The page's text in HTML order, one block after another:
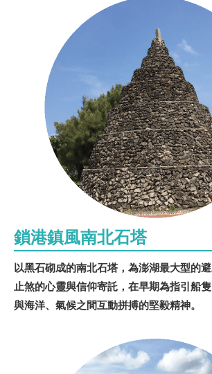
鎖港鎮風南北石塔
以黑石砌成的南北石塔，為澎湖最大型的
止煞的心靈與信仰寄託，在早期為指引船
與海洋、氣候之間互動拼搏的堅毅精神。